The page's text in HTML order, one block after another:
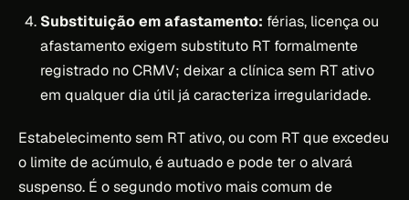
Substituição em afastamento: férias, licença ou
afastamento exigem substituto RT formalmente
registrado no CRMV; deixar a clínica sem RT ativo
em qualquer dia útil já caracteriza irregularidade.
Estabelecimento sem RT ativo, ou com RT que excedeu
o limite de acúmulo, é autuado e pode ter o alvará
suspenso. É o segundo motivo mais comum de